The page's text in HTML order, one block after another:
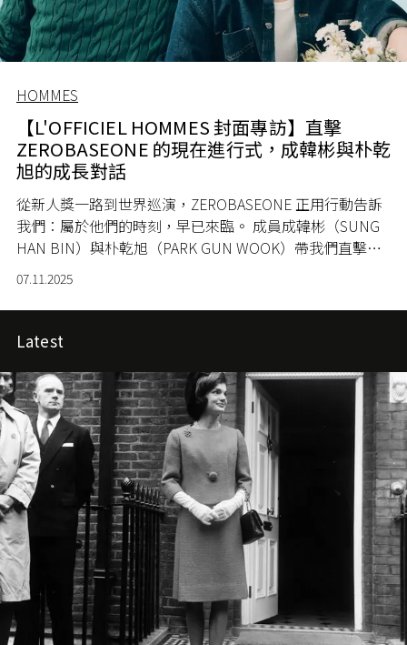
HOMMES
【L'OFFICIEL HOMMES 封面專訪】直擊
ZEROBASEONE 的現在進行式，成韓彬與朴乾
旭的成長對話
從新人獎一路到世界巡演，ZEROBASEONE 正用行動告訴
我們：屬於他們的時刻，早已來臨。 成員成韓彬（SUNG
HAN BIN）與朴乾旭（PARK GUN WOOK）帶我們直擊他
們的「現在進行式」。
07.11.2025
Latest